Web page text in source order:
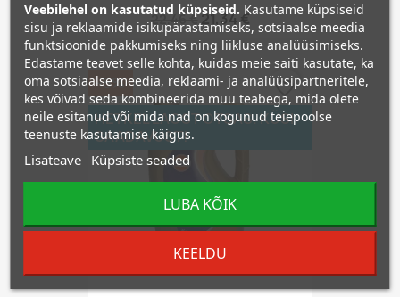
22,46 €21,34 €
−5%
HETKEL LAOST OTSAS. KÜSI
SAADAVUST!
favorite_border
Veebilehel on kasutatud küpsiseid. Kasutame küpsiseid
sisu ja reklaamide isikupärastamiseks, sotsiaalse meedia
funktsioonide pakkumiseks ning liikluse analüüsimiseks.
Edastame teavet selle kohta, kuidas meie saiti kasutate, ka
oma sotsiaalse meedia, reklaami- ja analüüsipartneritele,
kes võivad seda kombineerida muu teabega, mida olete
neile esitanud või mida nad on kogunud teiepoolse
teenuste kasutamise käigus.
Lisateave Küpsiste seaded
KEELDU
LUBA KÕIK